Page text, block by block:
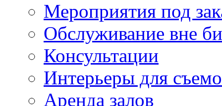
Мероприятия под
Обслуживание вне
Консультации
Интерьеры для
Аренда залов